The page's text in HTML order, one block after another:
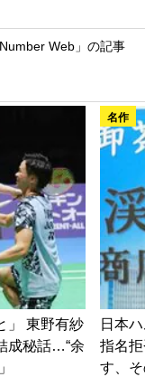
Web」の記事
」 東野有紗
成秘話…“余
名作
日本
指名
す、